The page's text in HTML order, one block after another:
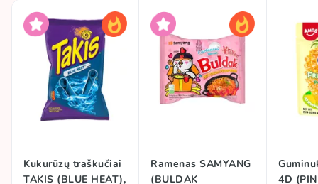
Kukurūzų traškučiai
TAKIS (BLUE HEAT),
Ramenas SAMYANG
(BULDAK
4D